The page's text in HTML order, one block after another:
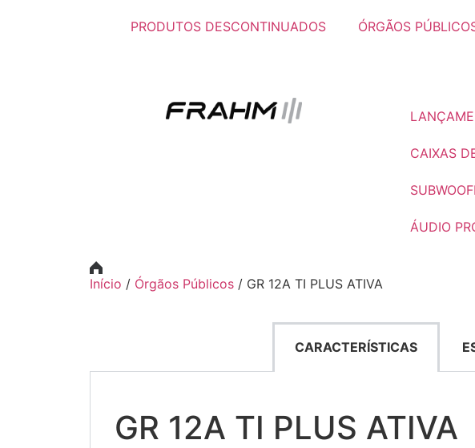
PRODUTOS DESCONTINUADOS ÓRGÃOS
CAIXAS
ÁUDIO
Início / Órgãos Públicos / GR 12A TI PLUS ATIVA
CARACTERÍSTICAS
GR 12A TI PLUS ATIVA